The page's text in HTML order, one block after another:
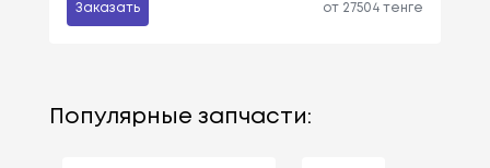
Заказать от 27504 тенге
Популярные запчасти: